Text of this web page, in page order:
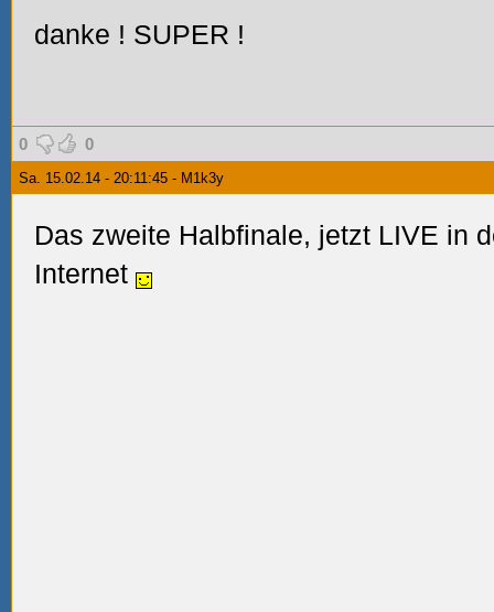
danke ! SUPER !
0 0
Sa. 15.02.14 - 20:11:45 - M1k3y
Das zweite Halbfinale, jetzt LIVE in
Internet